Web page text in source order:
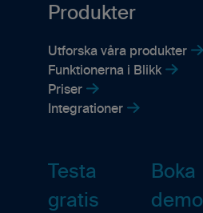
Produkter
Utforska våra produkter
Funktionerna i Blikk
Priser
Integrationer
Testa
gratis
Boka
demo